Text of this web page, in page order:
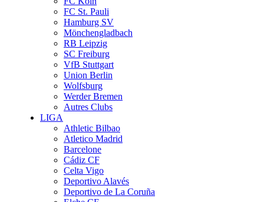
FC St. Pauli
Hamburg SV
Mönchengladbach
RB Leipzig
SC Freiburg
VfB Stuttgart
Union Berlin
Wolfsburg
Werder Bremen
Autres Clubs
LIGA
Athletic Bilbao
Atletico Madrid
Barcelone
Cádiz CF
Celta Vigo
Deportivo Alavés
Deportivo de La Coruña